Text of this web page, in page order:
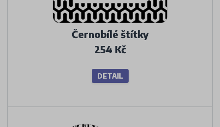
Černobílé štítky
254 Kč
DETAIL